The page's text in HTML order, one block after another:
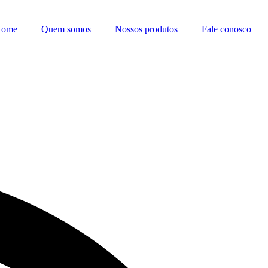
Quem somos Nossos produtos Fale conosco